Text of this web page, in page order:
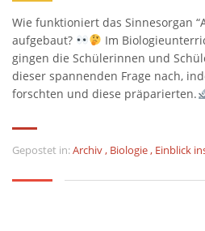
Wie funktioniert das Sinnesorgan
aufgebaut?
Im
gingen die Schülerinnen und
dieser spannenden Frage nach,
forschten und diese präparierten.
Gepostet in:Archiv, Biologie, Einblick